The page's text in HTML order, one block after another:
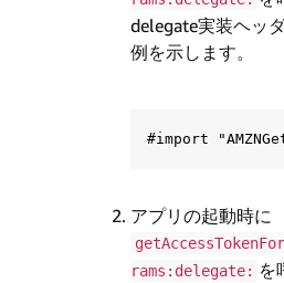
delegate実装ヘッ
例を示します。
アプリの起動時に
rams:delegate: を